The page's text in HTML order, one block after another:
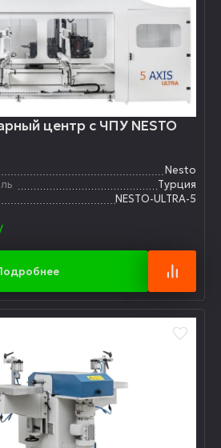
центр с ЧПУ NESTO
Nesto
Турция
NESTO-ULTRA-5